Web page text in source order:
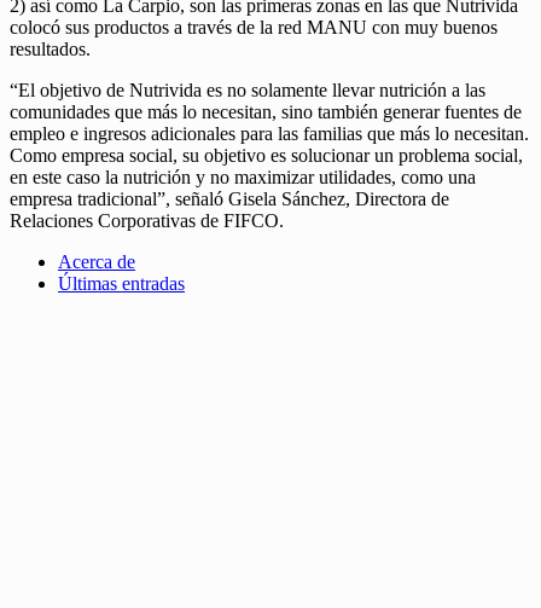
2) así como La Carpio, son las primeras zonas en las que Nutrivida
colocó sus productos a través de la red MANU con muy buenos
resultados.
“El objetivo de Nutrivida es no solamente llevar nutrición a las
comunidades que más lo necesitan, sino también generar fuentes de
empleo e ingresos adicionales para las familias que más lo necesitan.
Como empresa social, su objetivo es solucionar un problema social,
en este caso la nutrición y no maximizar utilidades, como una
empresa tradicional”, señaló Gisela Sánchez, Directora de
Relaciones Corporativas de FIFCO.
Acerca de
Últimas entradas